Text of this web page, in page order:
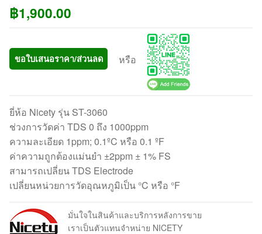
฿1,900.00
ขอใบเสนอราคา/ส่วนลด หรือ
ยี่ห้อ Nicety รุ่น ST-3060
ช่วงการวัดค่า TDS 0 ถึง 1000ppm
ความละเอียด 1ppm; 0.1ºC หรือ 0.1 ºF
ค่าความถูกต้องแม่นยำ ±2ppm ± 1% FS
สามารถเปลี่ยน TDS Electrode
เปลี่ยนหน่วยการวัดอุณหภูมิเป็น °C หรือ °F
มั่นใจในสินค้าและบริการหลังการขาย
เราเป็นตัวแทนจำหน่าย NICETY